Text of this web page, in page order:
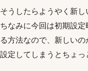
そうしたらようやく新し
ちなみに今回は初期設
る方法なので、新しい
設定してしまうとちょっ